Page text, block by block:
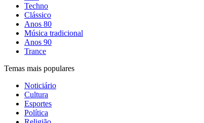
Techno
Clássico
Anos 80
Música tradicional
Anos 90
Trance
Temas mais populares
Noticiário
Cultura
Esportes
Política